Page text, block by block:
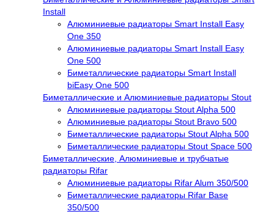
Install
Алюминиевые радиаторы Smart Install Easy
One 350
Алюминиевые радиаторы Smart Install Easy
One 500
Биметаллические радиаторы Smart Install
biEasy One 500
Биметаллические и Алюминиевые радиаторы Stout
Алюминиевые радиаторы Stout Alpha 500
Алюминиевые радиаторы Stout Bravo 500
Биметаллические радиаторы Stout Alpha 500
Биметаллические радиаторы Stout Space 500
Биметаллические, Алюминиевые и трубчатые
радиаторы Rifar
Алюминиевые радиаторы Rifar Alum 350/500
Биметаллические радиаторы Rifar Base
350/500